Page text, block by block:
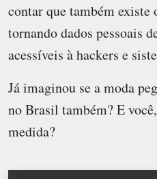
contar que também existe
tornando dados pessoais
acessíveis à hackers e
Já imaginou se a moda
no Brasil também? E
medida?